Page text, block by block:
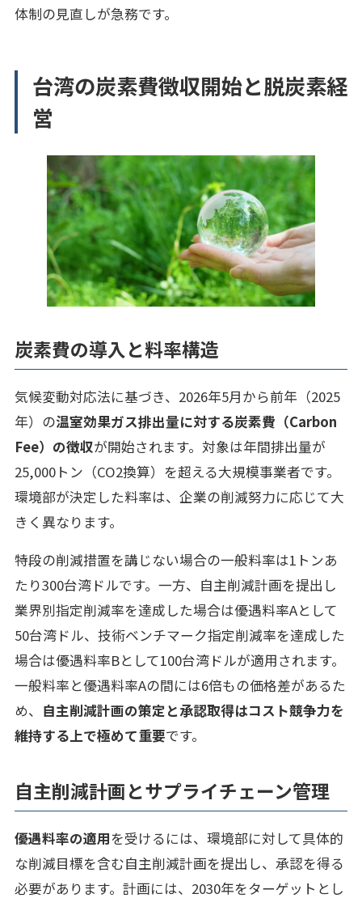
体制の見直しが急務です。
台湾の炭素費徴収開始と脱炭素経
営
炭素費の導入と料率構造
気候変動対応法に基づき、2026年5月から前年（2025
年）の温室効果ガス排出量に対する炭素費（Carbon
Fee）の徴収が開始されます。対象は年間排出量が
25,000トン（CO2換算）を超える大規模事業者です。
環境部が決定した料率は、企業の削減努力に応じて大
きく異なります。
特段の削減措置を講じない場合の一般料率は1トンあ
たり300台湾ドルです。一方、自主削減計画を提出し
業界別指定削減率を達成した場合は優遇料率Aとして
50台湾ドル、技術ベンチマーク指定削減率を達成した
場合は優遇料率Bとして100台湾ドルが適用されます。
一般料率と優遇料率Aの間には6倍もの価格差があるた
め、 自主削減計画の策定と承認取得はコスト競争力を
維持する上で極めて重要です。
自主削減計画とサプライチェーン管理
優遇料率の適用を受けるには、環境部に対して具体的
な削減目標を含む自主削減計画を提出し、承認を得る
必要があります。計画には、2030年をターゲットとし